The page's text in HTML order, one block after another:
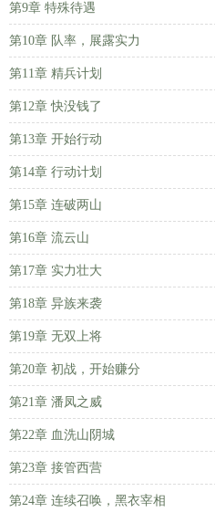
第9章 特殊待遇
第10章 队率，展露实力
第11章 精兵计划
第12章 快没钱了
第13章 开始行动
第14章 行动计划
第15章 连破两山
第16章 流云山
第17章 实力壮大
第18章 异族来袭
第19章 无双上将
第20章 初战，开始赚分
第21章 潘凤之威
第22章 血洗山阴城
第23章 接管西营
第24章 连续召唤，黑衣宰相